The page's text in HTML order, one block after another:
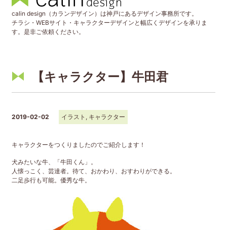
calin design（カランデザイン）は神戸にあるデザイン事務所です。
チラシ・WEBサイト・キャラクターデザインと幅広くデザインを承りま
す。是非ご依頼ください。
【キャラクター】牛田君
2019-02-02 イラスト , キャラクター
キャラクターをつくりましたのでご紹介します！
犬みたいな牛、「牛田くん」。
人懐っこく、芸達者。待て、おかわり、おすわりができる。
二足歩行も可能。優秀な牛。